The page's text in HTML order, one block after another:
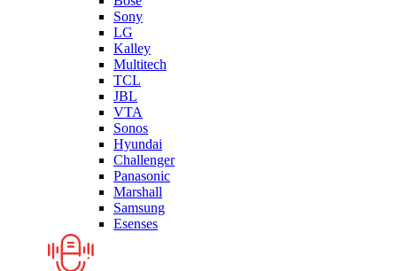
Sony
LG
Kalley
Multitech
TCL
JBL
VTA
Sonos
Hyundai
Challenger
Panasonic
Marshall
Samsung
Esenses